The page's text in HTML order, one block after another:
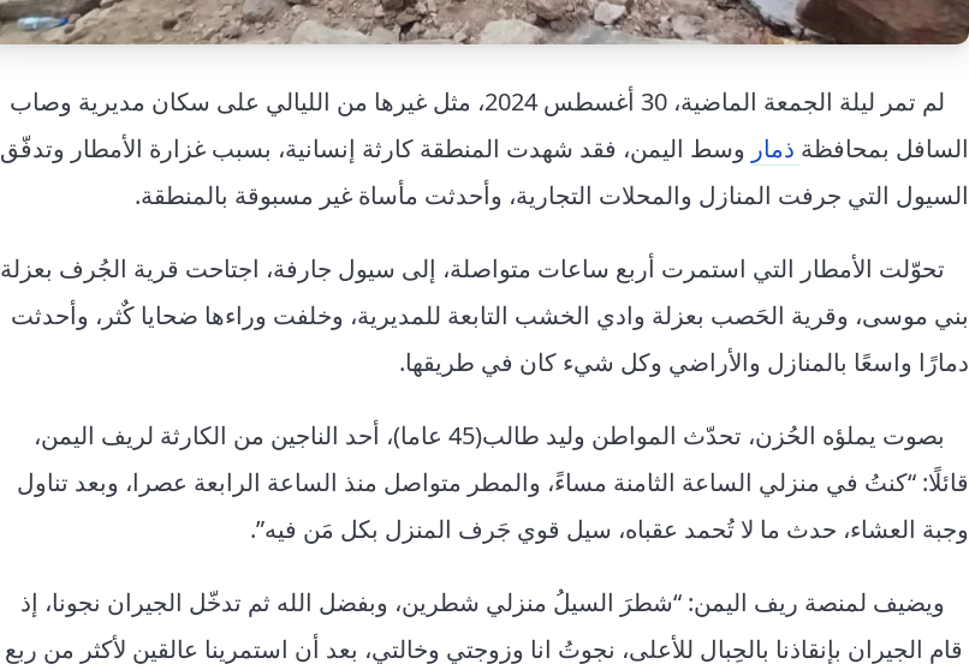
لم تمر ليلة الجمعة الماضية، 30 أغسطس 2024، مثل غيرها من الليالي على سكان مديرية وصاب
السافل بمحافظة ذمار وسط اليمن، فقد شهدت المنطقة كارثة إنسانية، بسبب غزارة الأمطار وتدفّق
السيول التي جرفت المنازل والمحلات التجارية، وأحدثت مأساة غير مسبوقة بالمنطقة.
تحوّلت الأمطار التي استمرت أربع ساعات متواصلة، إلى سيول جارفة، اجتاحت قرية الجُرف بعزلة
بني موسى، وقرية الحَصب بعزلة وادي الخشب التابعة للمديرية، وخلفت وراءها ضحايا كٌثر، وأحدثت
دمارًا واسعًا بالمنازل والأراضي وكل شيء كان في طريقها.
بصوت يملؤه الحُزن، تحدّث المواطن وليد طالب(45 عاما)، أحد الناجين من الكارثة لريف اليمن،
قائلًا: “كنتُ في منزلي الساعة الثامنة مساءً، والمطر متواصل منذ الساعة الرابعة عصرا، وبعد تناول
وجبة العشاء، حدث ما لا تُحمد عقباه، سيل قوي جَرف المنزل بكل مَن فيه”.
ويضيف لمنصة ريف اليمن: “شطرَ السيلُ منزلي شطرين، وبفضل الله ثم تدخّل الجيران نجونا، إذ
قام الجيران بإنقاذنا بالحِبال للأعلى، نجوتُ انا وزوجتي وخالتي، بعد أن استمرينا عالقين لأكثر من ربع